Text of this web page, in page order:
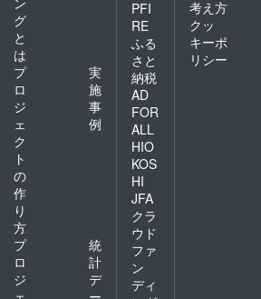
グ
と
は
プ
ロ
ジ
ェ
ク
ト
の
作
り
方
実
施
事
例
プ
ロ
ジ
統
計
デ
PFI
RE
ふる
さと
納税
AD
FOR
ALL
HIO
KOS
HI
JFA
クラ
ウド
ファ
ン
ディ
考え方
クッ
キーポ
リシー